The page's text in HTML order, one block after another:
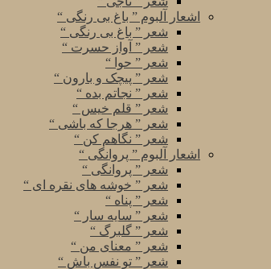
اشعار آلبوم ” باغ بی رنگی “
شعر ” باغ بی رنگی “
شعر ” آواز حسرت “
شعر ” حوا “
شعر ” پیچک و بارون “
شعر ” نجاتم بده “
شعر ” قلم خیس “
شعر ” هرجا که باشی “
شعر ” نگاهم کن “
اشعار آلبوم ” پروانگی “
شعر ” پروانگی “
شعر ” خوشه های نقره ای “
شعر ” پناه “
شعر ” سایه سار “
شعر ” گلبرگ “
شعر ” معنای من “
شعر ” تو نفس باش “